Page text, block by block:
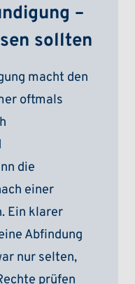
–
sollten
macht den
oftmals
die
einer
Ein klarer
Abfindung
nur selten,
prüfen